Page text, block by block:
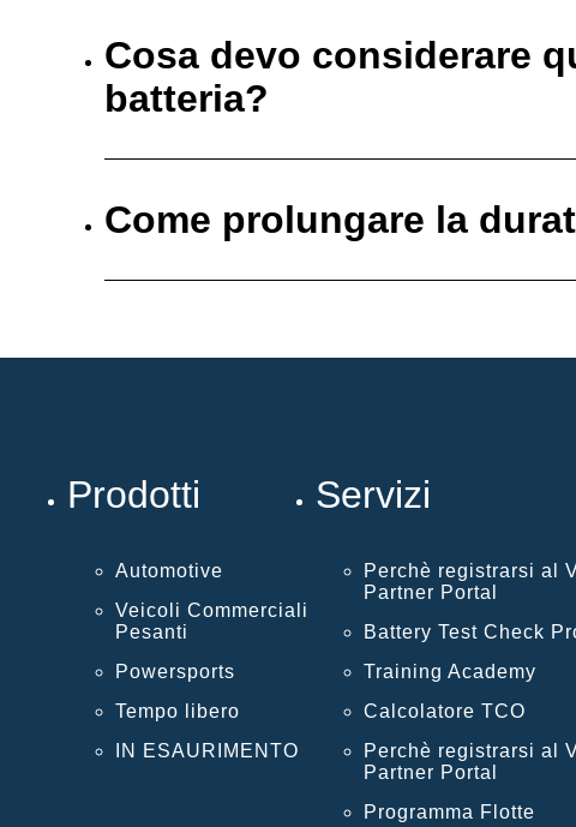
Cosa devo considerare
batteria?
Come prolungare la
Prodotti
Automotive
Veicoli Commerciali
Pesanti
Powersports
Tempo libero
IN ESAURIMENTO
Servizi
Perchè registrarsi al
Partner Portal
Battery Test Check
Training Academy
Calcolatore TCO
Perchè registrarsi al
Partner Portal
Programma Flotte